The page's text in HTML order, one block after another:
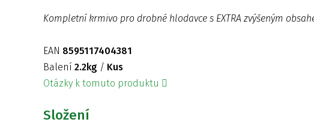
Kompletní krmivo pro drobné hlodavce s EXTRA zvýšeným
EAN 8595117404381
Balení 2.2kg / Kus
Otázky k tomuto produktu
Složení